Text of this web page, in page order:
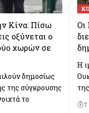
Κίνα: Πίσω
οξύνεται ο
χωρών σε
δημοσίως
της σύγκρουσης
το
Οι
Η